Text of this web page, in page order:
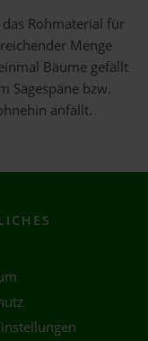
Rohmaterial für
Menge
Bäume gefällt
Sägespäne bzw.
anfällt.